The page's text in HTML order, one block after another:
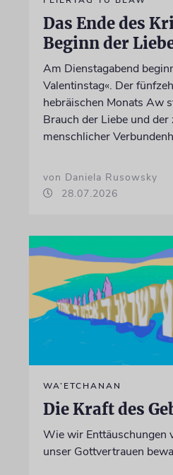
Das Ende des
Beginn der
Am Dienstagabend
Valentinstag«. Der
hebräischen Monats Aw
Brauch der Liebe und
menschlicher
von Daniela Rusowsky
28.07.2026
WA’ETCHANAN
Die Kraft des
Wie wir Enttäuschungen
unser Gottvertrauen